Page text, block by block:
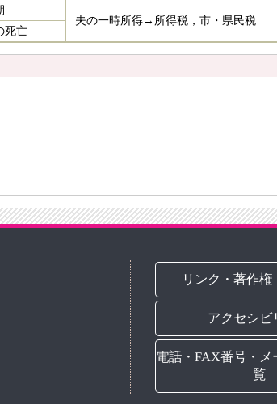
夫の一時所得→所得税，市・県民税
死亡
リンク・著作
アクセシビ
電話・FAX番号・メ
覧